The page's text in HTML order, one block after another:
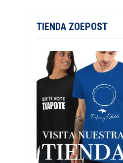
TIENDA ZOEPOST